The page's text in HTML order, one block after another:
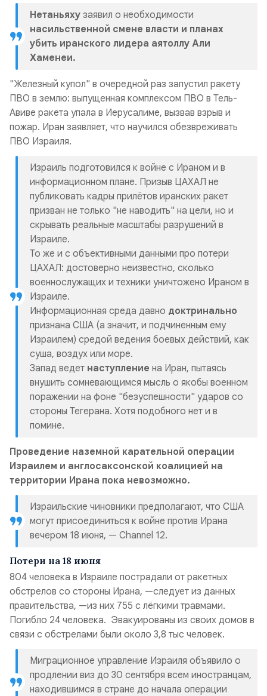
Нетаньяху заявил о необходимости
насильственной смене власти и планах
убить иранского лидера аятоллу Али
Хаменеи.
"Железный купол" в очередной раз запустил ракету
ПВО в землю: выпущенная комплексом ПВО в Тель-
Авиве ракета упала в Иерусалиме, вызвав взрыв и
пожар. Иран заявляет, что научился обезвреживать
ПВО Израиля.
Израиль подготовился к войне с Ираном и в
информационном плане. Призыв ЦАХАЛ не
публиковать кадры прилётов иранских ракет
призван не только "не наводить" на цели, но и
скрывать реальные масштабы разрушений в
Израиле.
То же и с объективными данными про потери
ЦАХАЛ: достоверно неизвестно, сколько
военнослужащих и техники уничтожено Ираном в
Израиле.
Информационная среда давно доктринально
признана США (а значит, и подчиненным ему
Израилем) средой ведения боевых действий, как
суша, воздух или море.
Запад ведет наступление на Иран, пытаясь
внушить сомневающимся мысль о якобы военном
поражении на фоне "безуспешности" ударов со
стороны Тегерана. Хотя подобного нет и в
помине.
Проведение наземной карательной операции
Израилем и англосаксонской коалицией на
территории Ирана пока невозможно.
Израильские чиновники предполагают, что США
могут присоединиться к войне против Ирана
вечером 18 июня, — Channel 12.
Потери на 18 июня
804 человека в Израиле пострадали от ракетных
обстрелов со стороны Ирана, —следует из данных
правительства, —из них 755 с лёгкими травмами.
Погибло 24 человека. Эвакуированы из своих домов в
связи с обстрелами были около 3,8 тыс человек.
Миграционное управление Израиля объявило о
продлении виз до 30 сентября всем иностранцам,
находившимся в стране до начала операции